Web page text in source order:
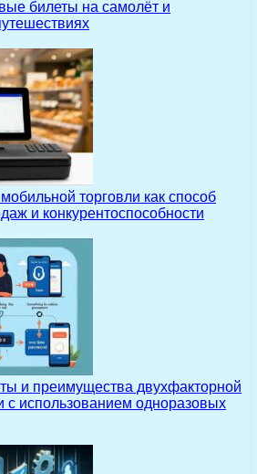
билеты на самолёт и
торговли как способ
и конкурентоспособности
и преимущества двухфакторной
с использованием одноразовых